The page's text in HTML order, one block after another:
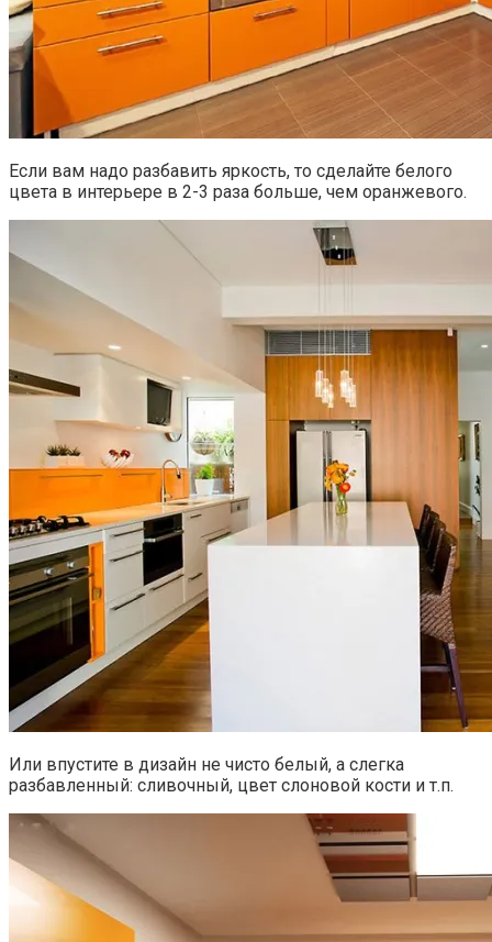
Если вам надо разбавить яркость, то сделайте белого
цвета в интерьере в 2-3 раза больше, чем оранжевого.
Или впустите в дизайн не чисто белый, а слегка
разбавленный: сливочный, цвет слоновой кости и т.п.